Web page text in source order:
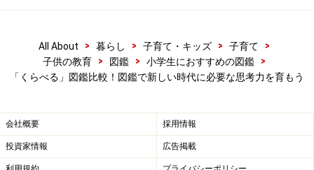
その他にも、樹木の高さの比較のページでは、世界で一
番高いアメリカのセコイアと、大阪の通天閣、はしご
市を背景に同じ空間に描かれています。
All About > 暮らし > 子育て・キッズ > 子育て
>
子供の教育
> 図鑑 > 小学生におすすめの図鑑
>
「くらべる」図鑑比較！図鑑で新しい時代に必要な思考力を育もう
会社概要 採用情報
投資家情報 広告掲載